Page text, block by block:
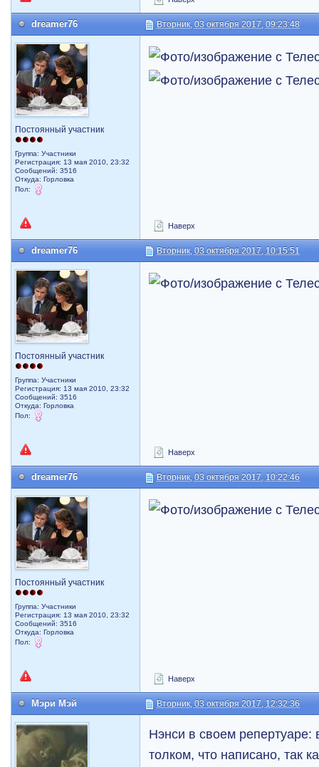
dreamer76 Вторник, 03 октября 2017, 09:23:48
Постоянный участник
Группа: Участники
Регистрация: 13 мая 2010, 23:32
Сообщений: 3516
Откуда: Горловка
Пол:
Наверх
dreamer76 Вторник, 03 октября 2017, 10:15:51
Постоянный участник
Группа: Участники
Регистрация: 13 мая 2010, 23:32
Сообщений: 3516
Откуда: Горловка
Пол:
Наверх
dreamer76 Вторник, 03 октября 2017, 10:22:46
Постоянный участник
Группа: Участники
Регистрация: 13 мая 2010, 23:32
Сообщений: 3516
Откуда: Горловка
Пол:
Наверх
Мэри Мэй Вторник, 03 октября 2017, 12:32:36
Нэнси в своем репертуаре:
толком, что написано, так